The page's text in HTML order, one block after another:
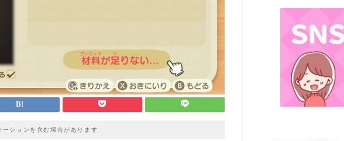
ーションを含む場合があります